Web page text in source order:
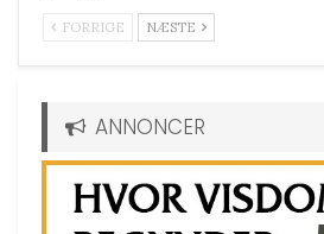
FORRIGE NÆSTE
ANNONCER